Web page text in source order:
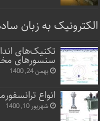
الکترونیک به زبان
تکنیک‌های
سنسورهای
بهمن 24, 1400
انواع
شهریور 10, 1400